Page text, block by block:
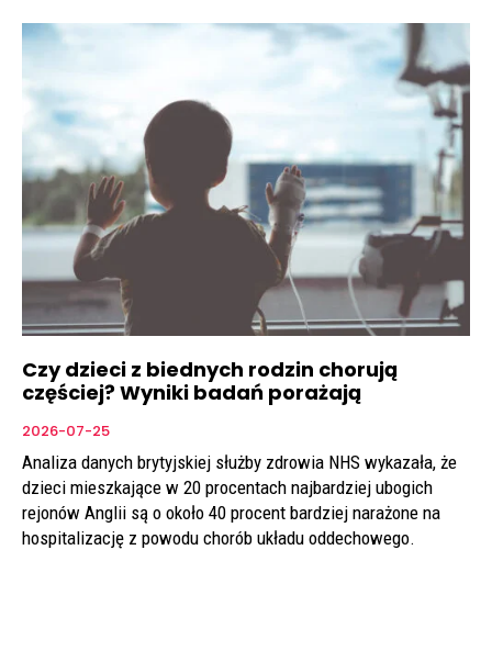
Czy dzieci z biednych rodzin chorują
częściej? Wyniki badań porażają
2026-07-25
Analiza danych brytyjskiej służby zdrowia NHS wykazała, że
dzieci mieszkające w 20 procentach najbardziej ubogich
rejonów Anglii są o około 40 procent bardziej narażone na
hospitalizację z powodu chorób układu oddechowego.